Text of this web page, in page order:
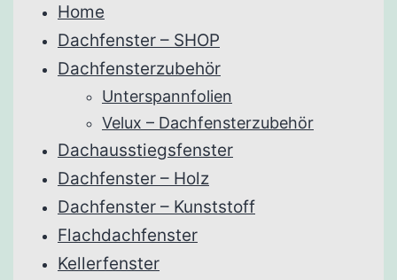
Home
Dachfenster – SHOP
Dachfensterzubehör
Unterspannfolien
Velux – Dachfensterzubehör
Dachausstiegsfenster
Dachfenster – Holz
Dachfenster – Kunststoff
Flachdachfenster
Kellerfenster